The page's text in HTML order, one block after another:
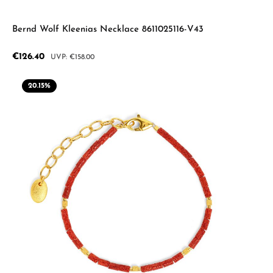
Bernd Wolf Kleenias Necklace 8611025116-V43
Sale price:
€126.40 Regular price:
€158.00
20.15%